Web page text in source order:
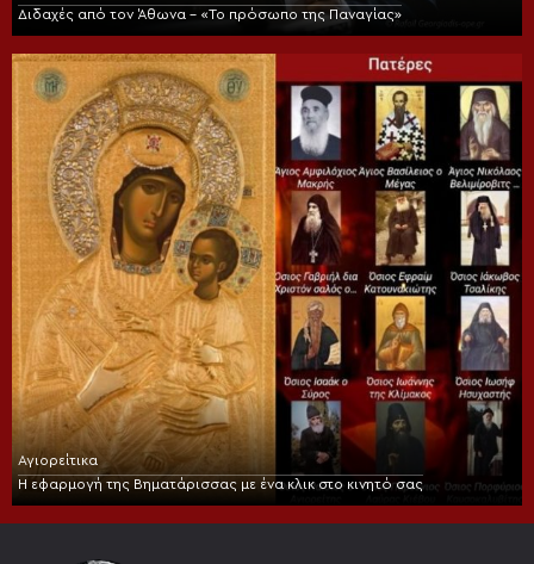
Διδαχές από τον Άθωνα – «Το πρόσωπο της Παναγίας»
Αγιορείτικα
Η εφαρμογή της Βηματάρισσας με ένα κλικ στο κινητό σας